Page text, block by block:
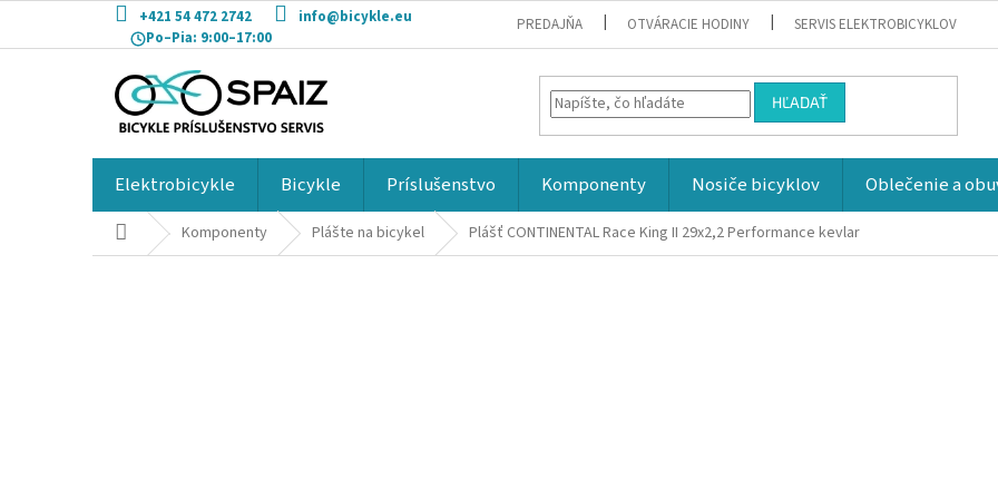
obsah
+421 54 472 2742
info@bicykle.eu
Po–Pia: 9:00–17:00
PREDAJŇA OTVÁRACIE HODINY SERVIS ELEKTROBICYKLOV
HĽADAŤ
Elektrobicykle Bicykle Príslušenstvo Komponenty Nosiče bicyklov Oblečenie a
DomovKomponenty Plášte na bicykel Plášť CONTINENTAL Race King II 29x2,2 Performance kevlar